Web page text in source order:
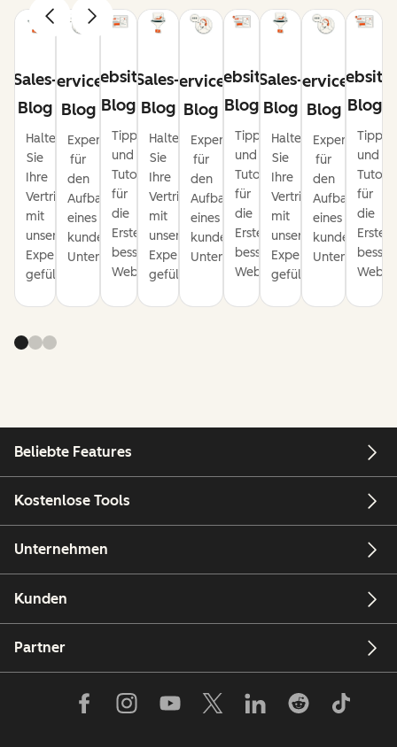
Sales-
Blog
Halten
Sie
Ihre
Vertriebspipeline
mit
unseren
Expertentipps
gefüllt.
Service-
Blog
Expertentipps
für
den
Aufbau
eines
kundenorientierten
Unternehmens.
Website-
Blog
Tipps
und
Tutorials
für
die
Erstellung
besserer
Websites.
Sales-
Blog
Halten
Sie
Ihre
Vertriebspipeline
mit
unseren
Expertentipps
gefüllt.
Service-
Blog
Expertentipps
für
den
Aufbau
eines
kundenorientierten
Unternehmens.
Website-
Blog
Tipps
und
Tutorials
für
die
Erstellung
besserer
Websites.
Sales-
Blog
Halten
Sie
Ihre
Vertriebspipeline
mit
unseren
Expertentipps
gefüllt.
Service-
Blog
Expertentipps
für
den
Aufbau
eines
Blog
Tipps
und
für
die
Beliebte Features
Kostenlose Tools
Unternehmen
Kunden
Partner